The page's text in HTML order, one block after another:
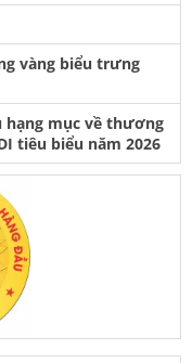
vàng biểu trưng
hạng mục về thương
tiêu biểu năm 2026